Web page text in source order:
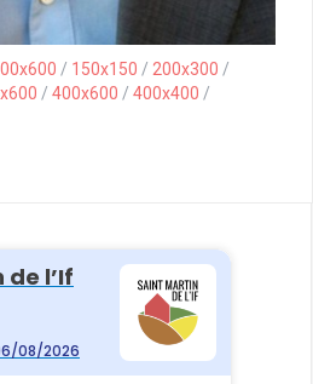
/ 150x150 / 200x300 /
/ 400x600 / 400x400 /